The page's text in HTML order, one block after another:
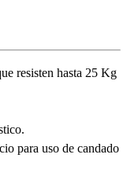
resisten hasta 25 Kg
para uso de candado